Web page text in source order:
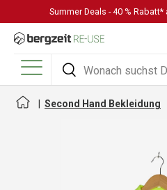
DIREKT ZUM INHALT
Summer Deals - 40 % Rabatt*
Suchen
Suchen
Menü
Second Hand Bekleidung